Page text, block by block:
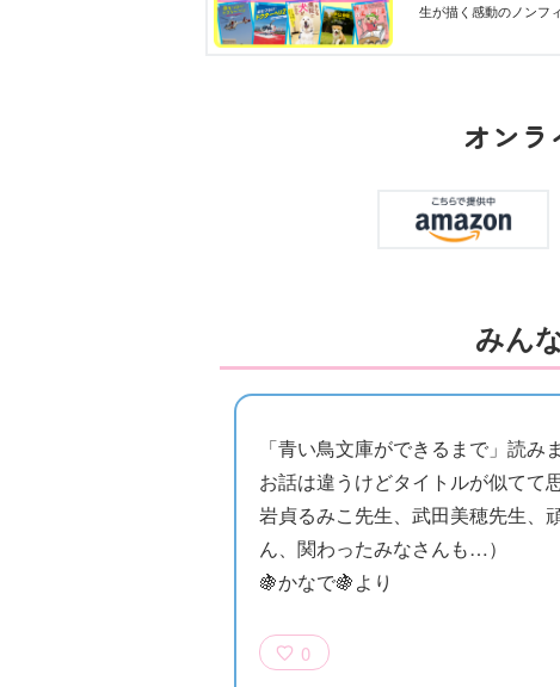
生が描く感動のノンフ
オンラ
みん
「青い鳥文庫ができるまで」読み
お話は違うけどタイトルが似てて
岩貞るみこ先生、武田美穂先生、
ん、関わったみなさんも…）
🍇かなで🍇より
0